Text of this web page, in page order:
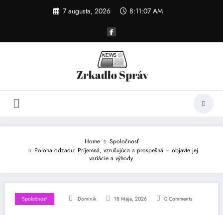
7 augusta, 2026 8:11:07 AM
Home
Spoločnosť
Poloha odzadu: Príjemná, vzrušujúca a prospešná – objavte jej
variácie a výhody.
Spoločnosť Dominik 18 Mája, 2026 0 Comments